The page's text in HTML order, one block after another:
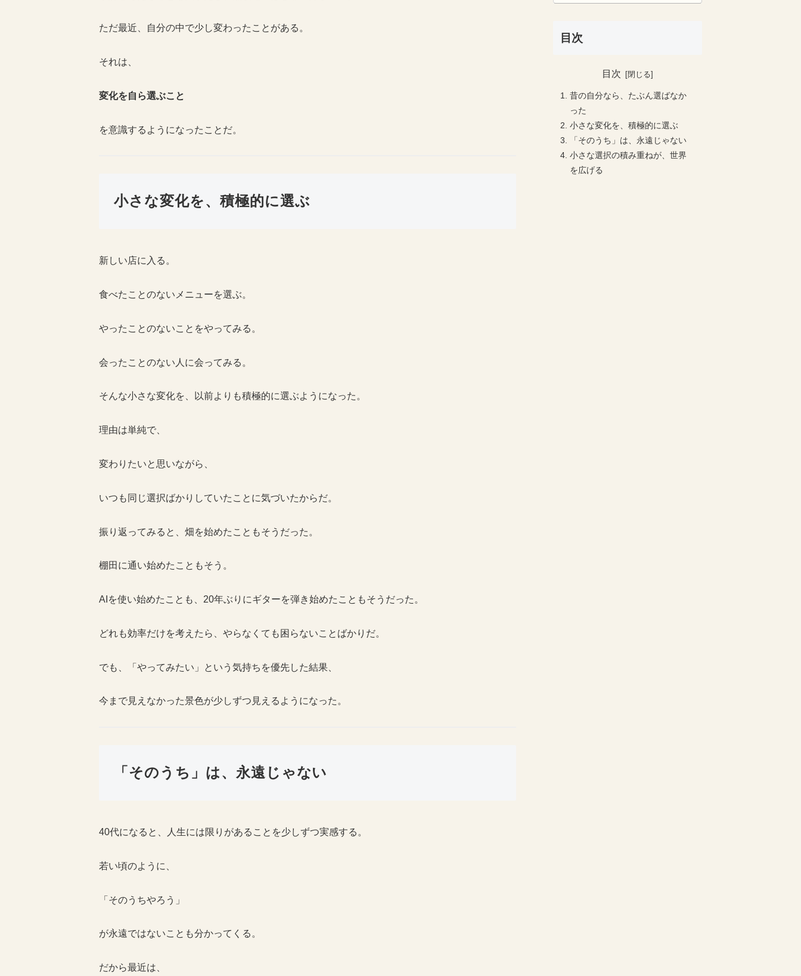
ただ最近、自分の中で少し変わったことがある。
それは、
変化を自ら選ぶこと
を意識するようになったことだ。
小さな変化を、積極的に選ぶ
新しい店に入る。
食べたことのないメニューを選ぶ。
やったことのないことをやってみる。
会ったことのない人に会ってみる。
そんな小さな変化を、以前よりも積極的に選ぶようになった。
理由は単純で、
変わりたいと思いながら、
いつも同じ選択ばかりしていたことに気づいたからだ。
振り返ってみると、畑を始めたこともそうだった。
棚田に通い始めたこともそう。
AIを使い始めたことも、20年ぶりにギターを弾き始めたこともそうだった。
どれも効率だけを考えたら、やらなくても困らないことばかりだ。
でも、「やってみたい」という気持ちを優先した結果、
今まで見えなかった景色が少しずつ見えるようになった。
「そのうち」は、永遠じゃない
40代になると、人生には限りがあることを少しずつ実感する。
若い頃のように、
「そのうちやろう」
が永遠ではないことも分かってくる。
だから最近は、
れているか。ここ
目次
目次
昔の自分なら、たぶん選ばなか
った
小さな変化を、積極的に選ぶ
「そのうち」は、永遠じゃない
小さな選択の積み重ねが、世界
を広げる